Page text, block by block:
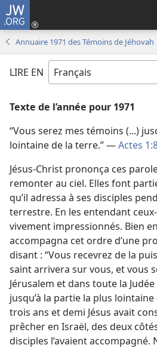
JW.ORG
Annuaire 1971 des Témoins de Jéhovah
LIRE EN
Texte de l’année pour 1971
“Vous serez mes témoins (...)
lointaine de la terre.” —Actes
Jésus-Christ prononça ces
remonter au ciel. Elles font
qu’il adressa à ses disciples
terrestre. En les entendant
vivement impressionnés. Bien
accompagna cet ordre d’une
disant : “Vous recevrez de la
saint arrivera sur vous, et vous
Jérusalem et dans toute la
jusqu’à la partie la plus
trois ans et demi Jésus avait
prêcher en Israël, des deux
disciples l’avaient accompagné.